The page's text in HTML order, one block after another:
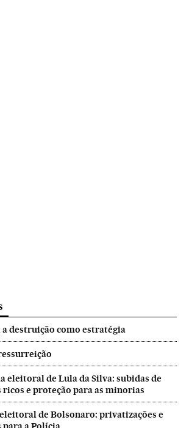
destruição como estratégia
eleitoral de Lula da Silva: subidas de
e proteção para as minorias
de Bolsonaro: privatizações e